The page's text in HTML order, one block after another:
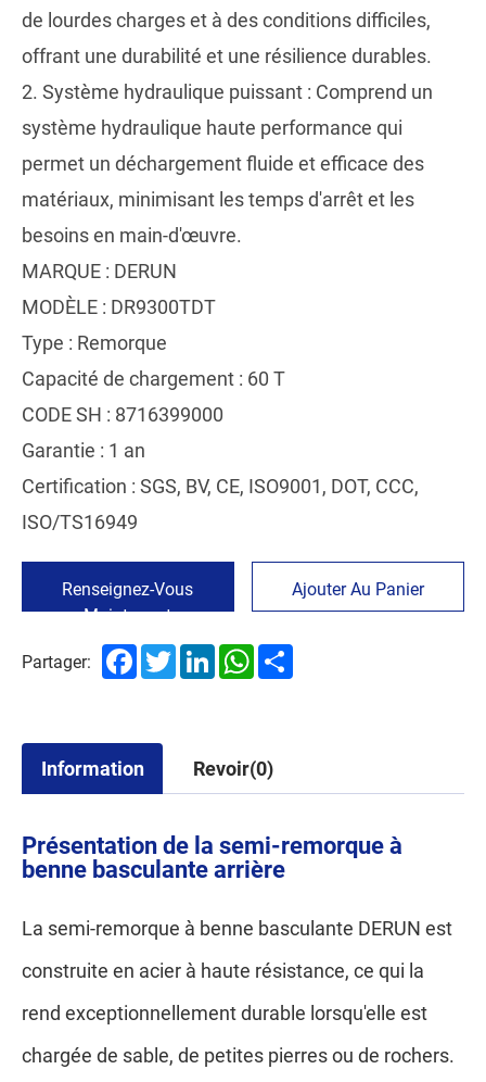
de lourdes charges et à des conditions difficiles,
offrant une durabilité et une résilience durables.
2. Système hydraulique puissant : Comprend un
système hydraulique haute performance qui
permet un déchargement fluide et efficace des
matériaux, minimisant les temps d'arrêt et les
besoins en main-d'œuvre.
MARQUE : DERUN
MODÈLE : DR9300TDT
Type : Remorque
Capacité de chargement : 60 T
CODE SH : 8716399000
Garantie : 1 an
Certification : SGS, BV, CE, ISO9001, DOT, CCC,
ISO/TS16949
Renseignez-Vous
Maintenant
Ajouter Au Panier
Partager: FacebookTwitterLinkedInWhatsApp
Information Revoir(0)
Présentation de la semi-remorque à
benne basculante arrière
La semi-remorque à benne basculante DERUN est
construite en acier à haute résistance, ce qui la
rend exceptionnellement durable lorsqu'elle est
chargée de sable, de petites pierres ou de rochers.